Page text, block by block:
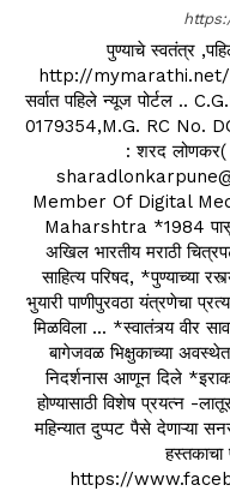
पुण्याचे स्वतंत्र
http://mymarathi.net/
सर्वात पहिले न्यूज पोर्टल ..
0179354,M.G. RC No.
: शरद
Member Of Digital
Maharshtra *1984
अखिल भारतीय मराठी
साहित्य परिषद, *पुण्याच्या
भुयारी पाणीपुरवठा यंत्रणेचा
मिळविला ... *स्वातंत्र्य वीर
बागेजवळ भिक्षुकाच्या
निदर्शनास आणून दिले
होण्यासाठी विशेष प्रयत्न -
महिन्यात दुप्पट पैसे देणाऱ्या
हस्तकाचा
https://